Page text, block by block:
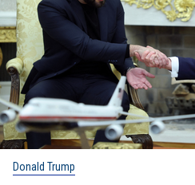
Donald Trump